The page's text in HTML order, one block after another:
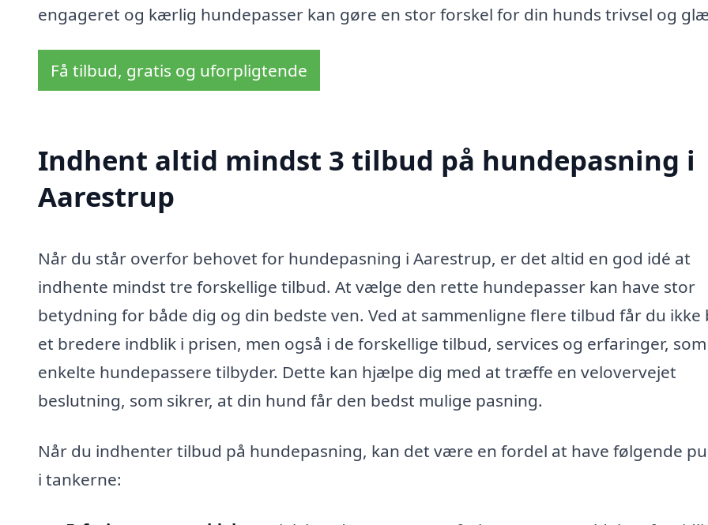
engageret og kærlig hundepasser kan gøre en stor forskel for din hunds trivsel og
Få tilbud, gratis og uforpligtende
Indhent altid mindst 3 tilbud på hundepasning i
Aarestrup
Når du står overfor behovet for hundepasning i Aarestrup, er det altid en god idé at
indhente mindst tre forskellige tilbud. At vælge den rette hundepasser kan have stor
betydning for både dig og din bedste ven. Ved at sammenligne flere tilbud får du ikke
et bredere indblik i prisen, men også i de forskellige tilbud, services og erfaringer,
enkelte hundepassere tilbyder. Dette kan hjælpe dig med at træffe en velovervejet
beslutning, som sikrer, at din hund får den bedst mulige pasning.
Når du indhenter tilbud på hundepasning, kan det være en fordel at have følgende
i tankerne: